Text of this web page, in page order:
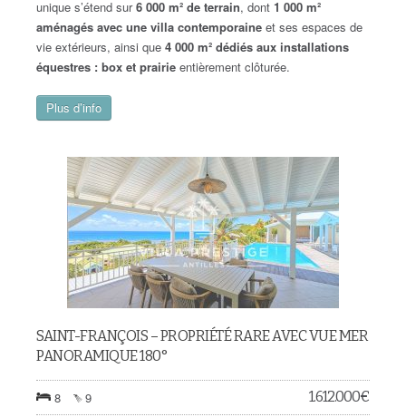
unique s’étend sur6 000 m² de terrain, dont 1 000 m²
aménagés avec une villa contemporaine et ses espaces de
vie extérieurs, ainsi que 4 000 m² dédiés aux installations
équestres : box et prairie entièrement clôturée.
Plus d’info
SAINT-FRANÇOIS – PROPRIÉTÉ RARE AVEC VUE MER
PANORAMIQUE 180°
8 9 1.612.000€